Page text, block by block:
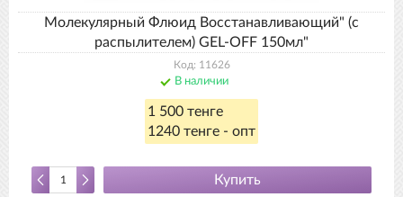
Молекулярный Флюид Восстанавливающий" (с
распылителем) GEL-OFF 150мл"
Код: 11626
В наличии
1 500 тенге
1240 тенге - опт
Купить